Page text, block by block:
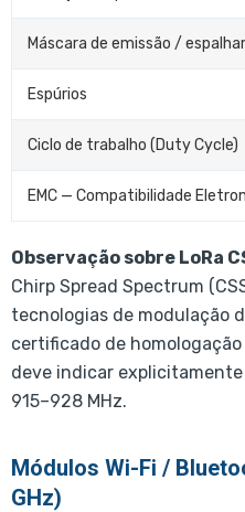
Máscara de emissão /
Espúrios
Ciclo de trabalho (Duty Cycle)
EMC — Compatibilidade
Observação sobre LoRa
Chirp Spread Spectrum
tecnologias de modulação
certificado de homologação
deve indicar
915–928 MHz.
Módulos Wi-Fi /
GHz)